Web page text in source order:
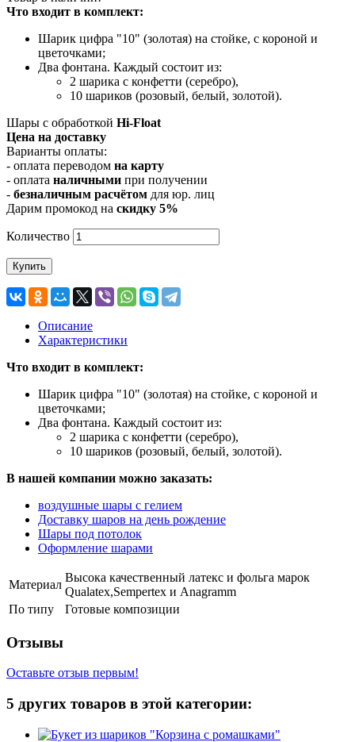
Что входит в комплект:
Шарик цифра "10" (золотая) на стойке, с короной и
цветочками;
Два фонтана. Каждый состоит из:
2 шарика с конфетти (серебро),
10 шариков (розовый, белый, золотой).
Шары с обработкой Hi-Float
Цена на доставку
Варианты оплаты:
- оплата переводом на карту
- оплата наличными при получении
- безналичным расчётом для юр. лиц
Дарим промокод на cкидку 5%
Количество
Купить
Описание
Характеристики
Что входит в комплект:
Шарик цифра "10" (золотая) на стойке, с короной и
цветочками;
Два фонтана. Каждый состоит из:
2 шарика с конфетти (серебро),
10 шариков (розовый, белый, золотой).
В нашей компании можно заказать:
воздушные шары с гелием
Доставку шаров на день рождение
Шары под потолок
Оформление шарами
Материал
Высока качественный латекс и фольга марок
Qualatex,Sempertex и Anagramm
По типу
Готовые композиции
Отзывы
Оставьте отзыв первым!
5 других товаров в этой категории: